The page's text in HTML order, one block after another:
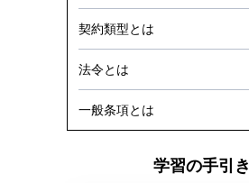
契約類型とは
法令とは
一般条項とは
学習の手引き